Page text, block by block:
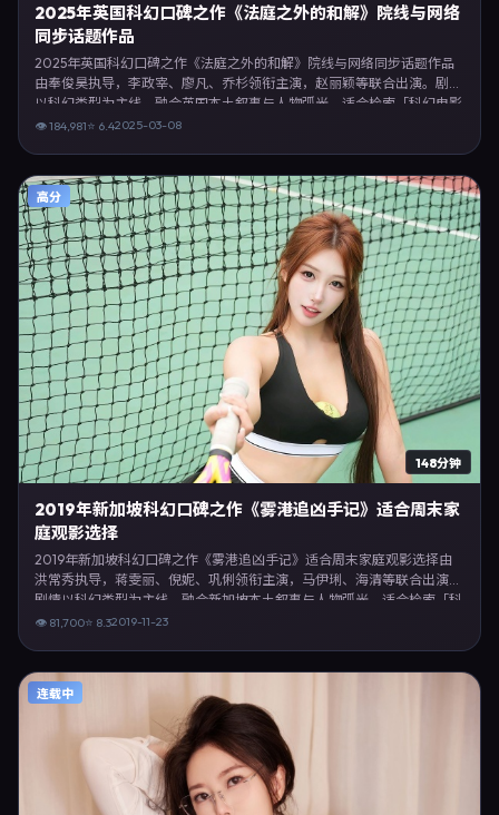
2025年英国科幻口碑之作《法庭之外的和解》院线与网络
同步话题作品
2025年英国科幻口碑之作《法庭之外的和解》院线与网络同步话题作品
由奉俊昊执导，李政宰、廖凡、乔杉领衔主演，赵丽颖等联合出演。剧情
以科幻类型为主线，融合英国本土叙事与人物弧光，适合检索「科幻电影
英国 奉俊昊 李政宰」等关键词的观众。2025年3月8日于英国主流院线上
👁184,981⭐ 6.42025-03-08
高分
148分钟
2019年新加坡科幻口碑之作《雾港追凶手记》适合周末家
庭观影选择
2019年新加坡科幻口碑之作《雾港追凶手记》适合周末家庭观影选择由
洪常秀执导，蒋雯丽、倪妮、巩俐领衔主演，马伊琍、海清等联合出演。
剧情以科幻类型为主线，融合新加坡本土叙事与人物弧光，适合检索「科
幻电影 新加坡 洪常秀 蒋雯丽」等关键词的观众。2019年11月23日起在新
👁 81,700⭐ 8.32019-11-23
连载中